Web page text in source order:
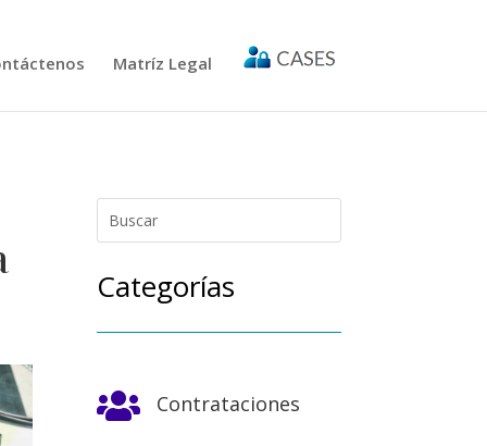
Matríz Legal
Categorías
 Contrataciones